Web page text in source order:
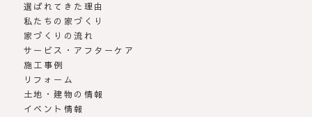
選ばれてきた理由
私たちの家づくり
家づくりの流れ
サービス・アフターケア
施工事例
リフォーム
土地・建物の情報
イベント情報